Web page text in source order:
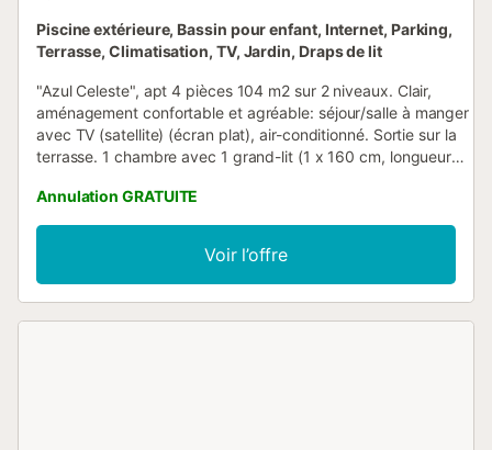
Piscine extérieure, Bassin pour enfant, Internet, Parking,
Terrasse, Climatisation, TV, Jardin, Draps de lit
"Azul Celeste", apt 4 pièces 104 m2 sur 2 niveaux. Clair,
aménagement confortable et agréable: séjour/salle à manger
avec TV (satellite) (écran plat), air-conditionné. Sortie sur la
terrasse. 1 chambre avec 1 grand-lit (1 x 160 cm, longueur
vitrocéramiques, grille-pain, bouilloire électrique, micro-
ondes, congélateur, cafetière électrique). Douche/WC. À
l'étage inférieur: 1 chambre avec 1 divan-lit double (1 x 140
cm, longueur 200 cm) (longueur 200 cm), air-conditionné. 1
chambre avec 1 lit double (1 x 160 cm, longueur 200 cm),
Annulation GRATUITE
Voir l’offre